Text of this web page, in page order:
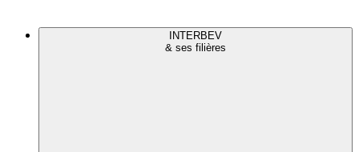
INTERBEV
& ses filières